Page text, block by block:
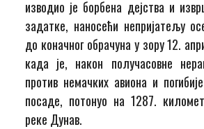
изводио је борбена дејства и
задатке, наносећи непријатељу
до коначног обрачуна у зору 12.
када је, након получасовне
против немачких авиона и
посаде, потонуо на 1287.
реке Дунав.